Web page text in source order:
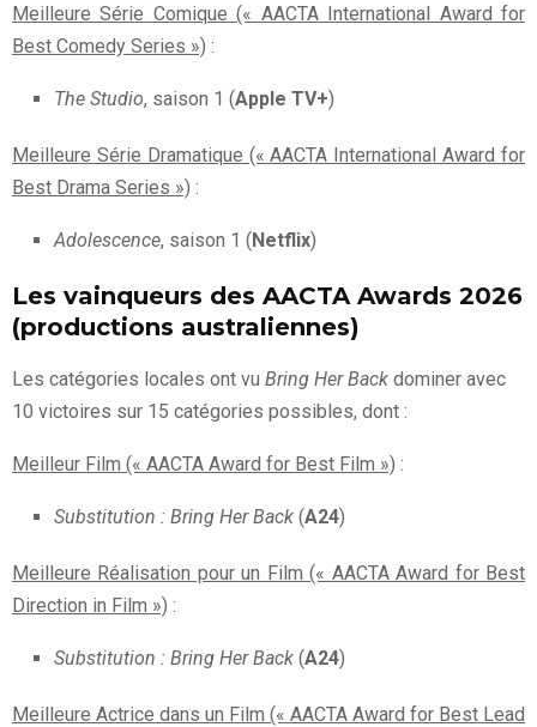
Meilleure Série Comique (« AACTA International Award for
Best Comedy Series ») :
The Studio, saison 1 (Apple TV+)
Meilleure Série Dramatique (« AACTA International Award for
Best Drama Series ») :
Adolescence, saison 1 (Netflix)
Les vainqueurs des AACTA Awards 2026
(productions australiennes)
Les catégories locales ont vu Bring Her Back dominer avec
10 victoires sur 15 catégories possibles, dont :
Meilleur Film (« AACTA Award for Best Film ») :
Substitution : Bring Her Back (A24)
Meilleure Réalisation pour un Film (« AACTA Award for Best
Direction in Film ») :
Substitution : Bring Her Back (A24)
Meilleure Actrice dans un Film (« AACTA Award for Best Lead